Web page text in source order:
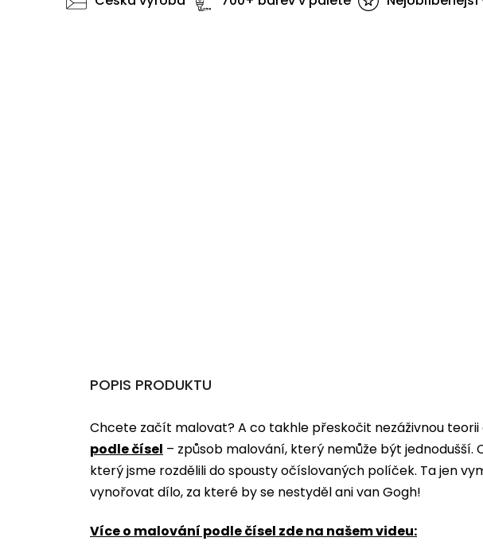
POPIS PRODUKTU
Chcete začít malovat? A co takhle přeskočit nezáživnou teorii
podle čísel ­­– způsob malování, který nemůže být jednodušší.
který jsme rozdělili do spousty očíslovaných políček. Ta jen
vynořovat dílo, za které by se nestyděl ani van Gogh!
Více o malování podle čísel zde na našem videu: